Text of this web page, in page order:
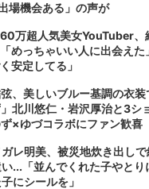
場機会ある」の声が
万超人気美女YouTuber、
めっちゃいい人に出会えた
安定してる」
、美しいブルー基調の衣装
」北川悠仁・岩沢厚治と3シ
×ゆづコラボにファン歓喜
レ明美、被災地炊き出し
...「並んでくれた子やとり
にシールを」